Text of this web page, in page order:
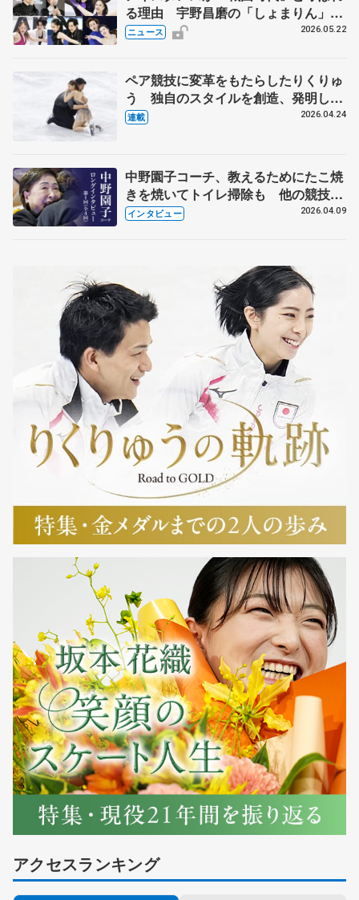
る理由 宇野昌磨の「しょまりん」ら
実力者が相次いで参戦 国内の競争激
ニュース 2026.05.22
ペア競技に変革をもたらしたりくりゅ
う 独自のスタイルを創造、発明した
【引退発表後②】
連載 2026.04.24
中野園子コーチ、教えるためにたこ焼
きを焼いてトイレ掃除も 他の競技に
も通用するという坂本花織の筋肉
インタビュー 2026.04.09
アクセスランキング